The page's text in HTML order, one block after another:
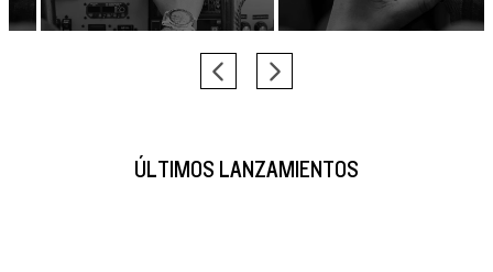
ÚLTIMOS LANZAMIENTOS